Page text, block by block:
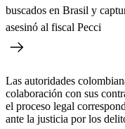
buscados en Brasil y
asesinó al fiscal Pecci
Las autoridades
colaboración con sus
el proceso legal
ante la justicia por los